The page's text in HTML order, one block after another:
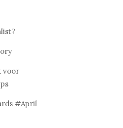
voor
#April